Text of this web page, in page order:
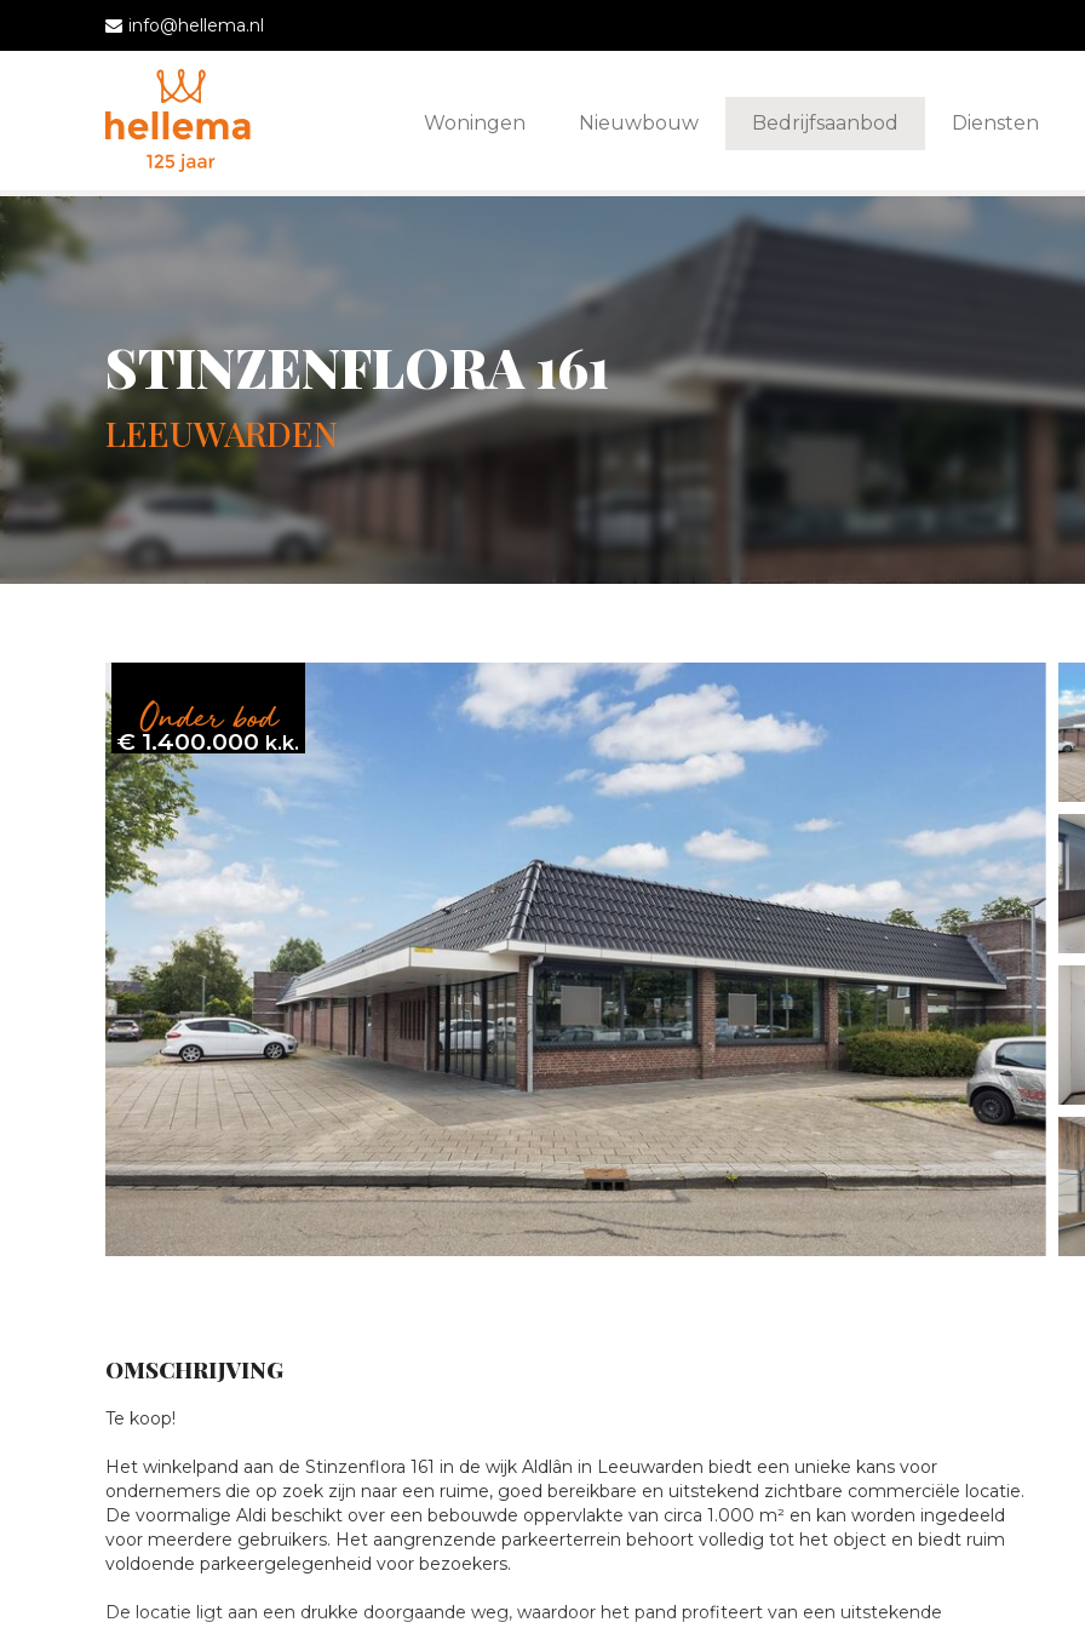
info@hellema.nl
Woningen Nieuwbouw Bedrijfsaanbod Diensten
STINZENFLORA 161
LEEUWARDEN
Onder bod
€ 1.400.000 k.k.
OMSCHRIJVING
Onder
bod:
Stinzenflora
Te koop!
Het winkelpand aan de Stinzenflora 161 in de wijk Aldlân in Leeuwarden biedt een unieke kans voor
ondernemers die op zoek zijn naar een ruime, goed bereikbare en uitstekend zichtbare commerciële locatie.
De voormalige Aldi beschikt over een bebouwde oppervlakte van circa 1.000 m² en kan worden ingedeeld
voor meerdere gebruikers. Het aangrenzende parkeerterrein behoort volledig tot het object en biedt ruim
voldoende parkeergelegenheid voor bezoekers.
De locatie ligt aan een drukke doorgaande weg, waardoor het pand profiteert van een uitstekende